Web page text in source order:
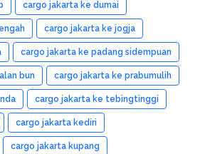
cargo jakarta ke dumai
cargo jakarta ke jogja
cargo jakarta ke padang sidempuan
bun cargo jakarta ke prabumulih
cargo jakarta ke tebingtinggi
cargo jakarta kediri
cargo jakarta kupang